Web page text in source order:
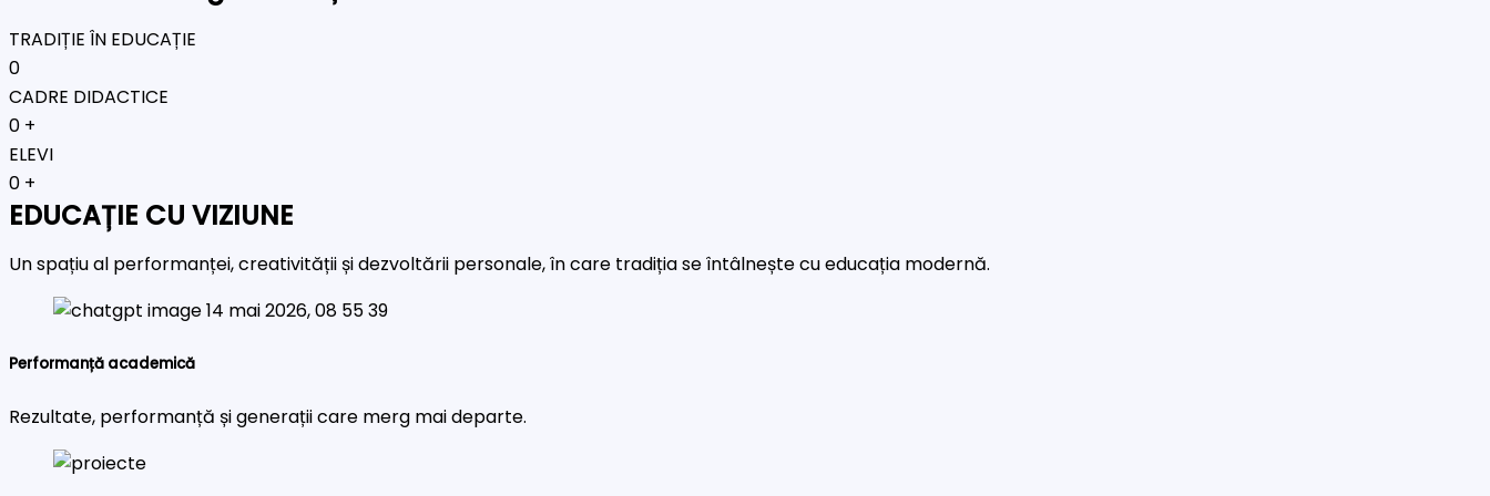
TRADIȚIE ÎN EDUCAȚIE
0
CADRE DIDACTICE
0 +
ELEVI
0 +
EDUCAȚIE CU VIZIUNE
Un spațiu al performanței, creativității și dezvoltării personale, în care tradiția se întâlnește cu educația modernă.
Performanță academică
Rezultate, performanță și generații care merg mai departe.